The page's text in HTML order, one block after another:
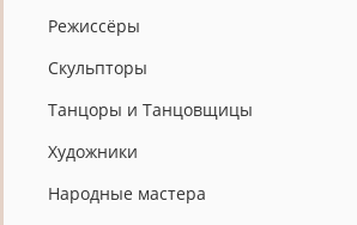
Режиссёры
Скульпторы
Танцоры и Танцовщицы
Художники
Народные мастера